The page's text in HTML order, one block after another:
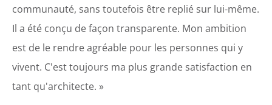
communauté, sans toutefois être replié sur lui-même.
Il a été conçu de façon transparente. Mon ambition
est de le rendre agréable pour les personnes qui y
vivent. C'est toujours ma plus grande satisfaction en
tant qu'architecte. »